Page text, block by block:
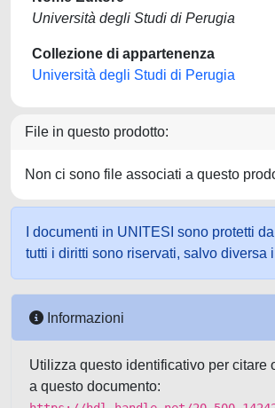
Università degli Studi di Perugia
Collezione di appartenenza
Università degli Studi di Perugia
File in questo prodotto:
Non ci sono file associati a questo
I documenti in UNITESI sono protetti
tutti i diritti sono riservati, salvo diversa
Informazioni
Utilizza questo identificativo per citare
a questo documento: